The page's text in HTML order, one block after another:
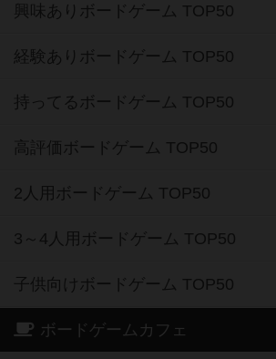
興味ありボードゲーム TOP50
経験ありボードゲーム TOP50
持ってるボードゲーム TOP50
高評価ボードゲーム TOP50
2人用ボードゲーム TOP50
3～4人用ボードゲーム TOP50
子供向けボードゲーム TOP50
ボードゲームカフェ